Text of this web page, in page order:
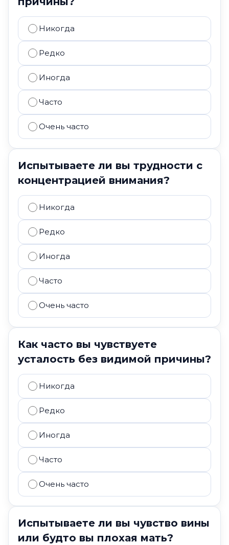
Никогда
Редко
Иногда
Часто
Очень часто
Испытываете ли вы трудности с
концентрацией внимания?
Никогда
Редко
Иногда
Часто
Очень часто
Как часто вы чувствуете
усталость без видимой причины?
Никогда
Редко
Иногда
Часто
Очень часто
Испытываете ли вы чувство вины
или будто вы плохая мать?